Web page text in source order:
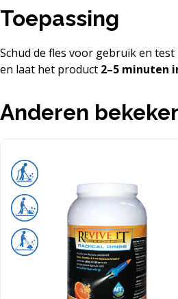
Toepassing
Schud de fles voor gebruik en
en laat het product 2–5 minuten
Anderen